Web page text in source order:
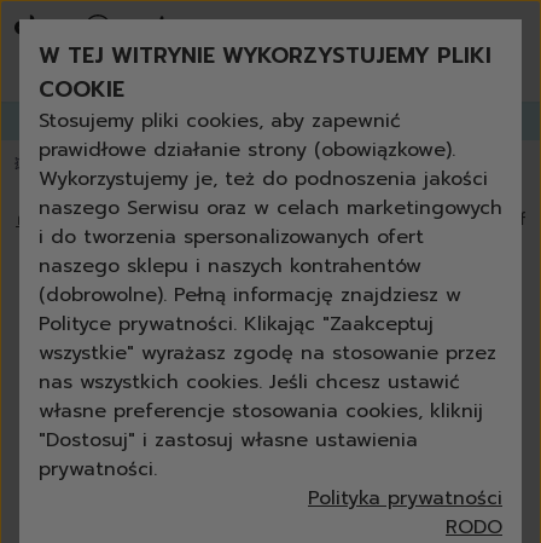
bestsellery
promocje tygodnia
nowości
produkty uniwersalne + eko
zestawy
czyszczenie
kuchnia
łazienka
szkło
podłoga
meble
grill i kominek
outdoor
ścierki
gąbki
akcesoria
Zapisz się do GANGLETTERAi zyskaj ażdo 30% rabatu!
💥 Papier toaletowy 3-warstwowy za darmo powyżej 200 zł
📦 dostawa
🏠 › Blog › Czym wyczyścić rower i motocykl? Poradnik dla
Czym wyczyścić rower i motocykl?
Poradnik dla fanów jednośladów
Anna Czelewska 27-08-2024
W TEJ WITRYNIE WYKORZYSTUJEMY PLIKI
COOKIE
Stosujemy pliki cookies, aby zapewnić
prawidłowe działanie strony (obowiązkowe).
Wykorzystujemy je, też do podnoszenia jakości
naszego Serwisu oraz w celach marketingowych
i do tworzenia spersonalizowanych ofert
naszego sklepu i naszych kontrahentów
(dobrowolne). Pełną informację znajdziesz w
Polityce prywatności. Klikając "Zaakceptuj
wszystkie" wyrażasz zgodę na stosowanie przez
nas wszystkich cookies. Jeśli chcesz ustawić
własne preferencje stosowania cookies, kliknij
"Dostosuj" i zastosuj własne ustawienia
prywatności.
Polityka prywatności
RODO